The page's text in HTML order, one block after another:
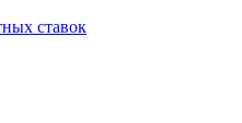
ставок